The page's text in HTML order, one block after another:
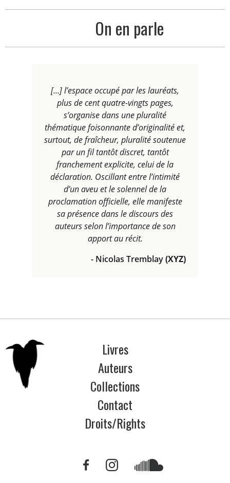
On en parle
[…] l’espace occupé par les lauréats,
plus de cent quatre-vingts pages,
s’organise dans une pluralité
thématique foisonnante d’originalité et,
surtout, de fraîcheur, pluralité soutenue
par un fil tantôt discret, tantôt
franchement explicite, celui de la
déclaration. Oscillant entre l’intimité
d’un aveu et le solennel de la
proclamation officielle, elle manifeste
sa présence dans le discours des
auteurs selon l’importance de son
apport au récit.
- Nicolas Tremblay(XYZ)
Livres
Auteurs
Collections
Contact
Droits/Rights
Lien
Lien
Lien